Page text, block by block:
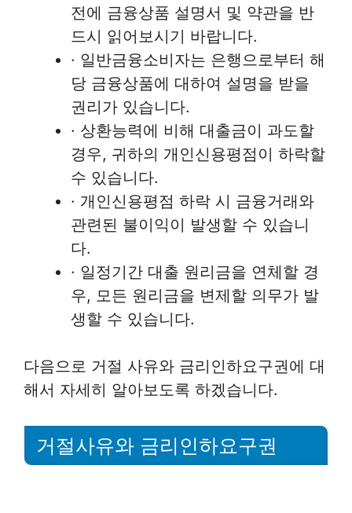
전에 금융상품 설명서 및 약관을 반
드시 읽어보시기 바랍니다.
· 일반금융소비자는 은행으로부터 해
당 금융상품에 대하여 설명을 받을
권리가 있습니다.
· 상환능력에 비해 대출금이 과도할
경우, 귀하의 개인신용평점이 하락할
수 있습니다.
· 개인신용평점 하락 시 금융거래와
관련된 불이익이 발생할 수 있습니
다.
· 일정기간 대출 원리금을 연체할 경
우, 모든 원리금을 변제할 의무가 발
생할 수 있습니다.
다음으로 거절 사유와 금리인하요구권에 대
해서 자세히 알아보도록 하겠습니다.
거절사유와 금리인하요구권